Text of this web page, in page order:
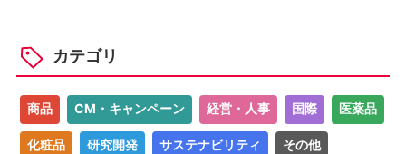
カテゴリ
商品 CM・キャンペーン 経営・人事 国際 医薬品
化粧品 研究開発 サステナビリティ その他